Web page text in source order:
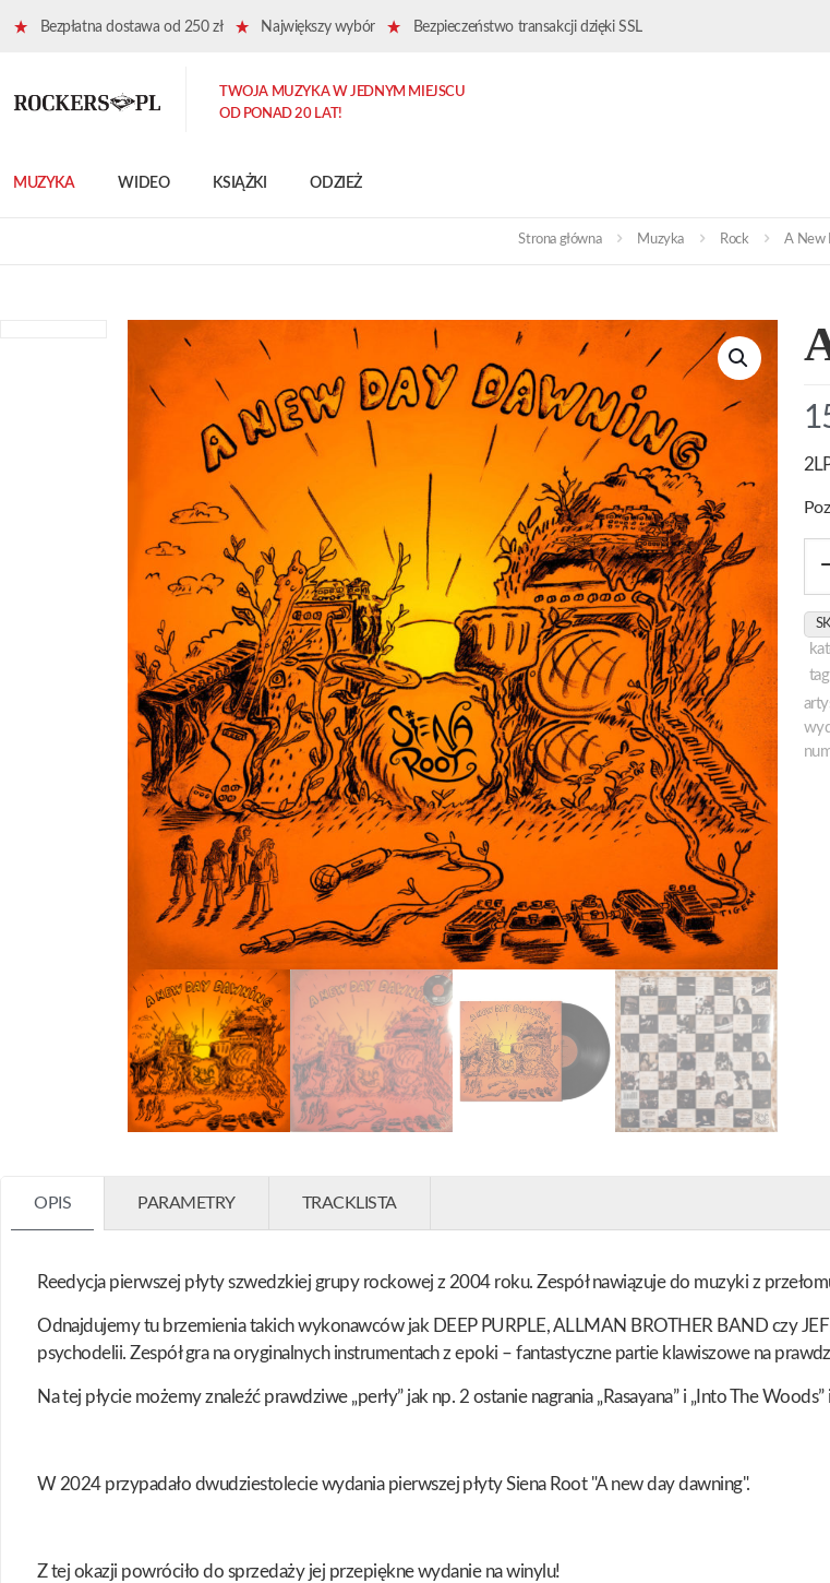
Bezpłatna dostawa od 250 zł Największy wybór Bezpieczeństwo transakcji dzięki SSL
MUZYKA WIDEO KSIĄŻKI ODZIEŻ
TWOJA MUZYKA W JEDNYM MIEJSCU
OD PONAD 20 LAT!
Strona główna Muzyka Rock A New
OPIS PARAMETRY TRACKLISTA
Reedycja pierwszej płyty szwedzkiej grupy rockowej z 2004 roku. Zespół nawiązuje do muzyki z
Odnajdujemy tu brzemienia takich wykonawców jak DEEP PURPLE, ALLMAN BROTHER BAND czy
psychodelii. Zespół gra na oryginalnych instrumentach z epoki – fantastyczne partie klawiszowe na
Na tej płycie możemy znaleźć prawdziwe „perły” jak np. 2 ostanie nagrania „Rasayana” i „Into The
W 2024 przypadało dwudziestolecie wydania pierwszej płyty Siena Root "A new day dawning".
Z tej okazji powróciło do sprzedaży jej przepiękne wydanie na winylu!